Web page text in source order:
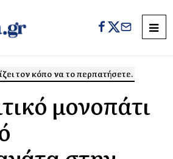
τον κόπο να το περπατήσετε.
μονοπάτι